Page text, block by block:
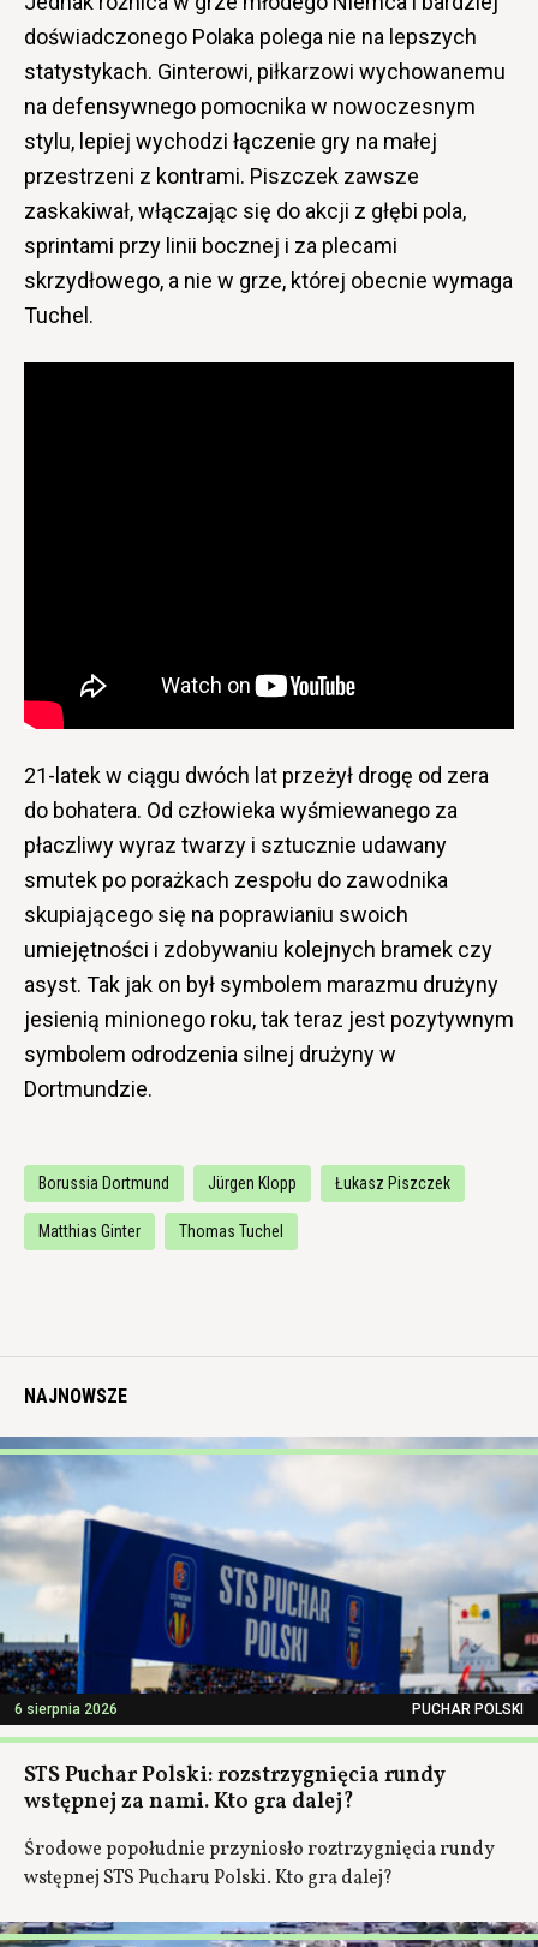
doświadczonego Polaka polega nie na lepszych
statystykach. Ginterowi, piłkarzowi wychowanemu
na defensywnego pomocnika w nowoczesnym
stylu, lepiej wychodzi łączenie gry na małej
przestrzeni z kontrami. Piszczek zawsze
zaskakiwał, włączając się do akcji z głębi pola,
sprintami przy linii bocznej i za plecami
skrzydłowego, a nie w grze, której obecnie wymaga
Tuchel.
21-latek w ciągu dwóch lat przeżył drogę od zera
do bohatera. Od człowieka wyśmiewanego za
płaczliwy wyraz twarzy i sztucznie udawany
smutek po porażkach zespołu do zawodnika
skupiającego się na poprawianiu swoich
umiejętności i zdobywaniu kolejnych bramek czy
asyst. Tak jak on był symbolem marazmu drużyny
jesienią minionego roku, tak teraz jest pozytywnym
symbolem odrodzenia silnej drużyny w
Dortmundzie.
Borussia Dortmund Jürgen Klopp Łukasz Piszczek
Matthias Ginter Thomas Tuchel
NAJNOWSZE
6 sierpnia 2026 PUCHAR POLSKI
STS Puchar Polski: rozstrzygnięcia rundy
wstępnej za nami. Kto gra dalej?
Środowe popołudnie przyniosło roztrzygnięcia rundy
wstępnej STS Pucharu Polski. Kto gra dalej?